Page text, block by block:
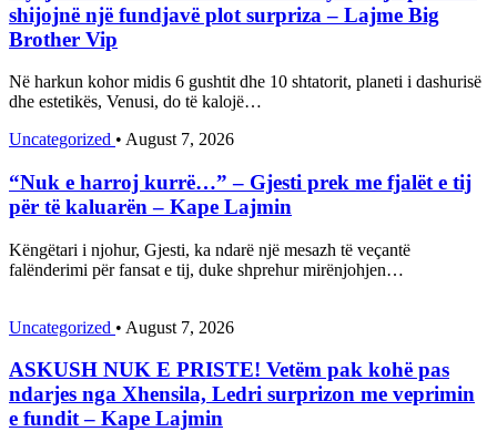
shijojnë një fundjavë plot surpriza – Lajme Big
Brother Vip
Në harkun kohor midis 6 gushtit dhe 10 shtatorit, planeti i dashurisë
dhe estetikës, Venusi, do të kalojë…
Uncategorized • August 7, 2026
“Nuk e harroj kurrë…” – Gjesti prek me fjalët e tij
për të kaluarën – Kape Lajmin
Këngëtari i njohur, Gjesti, ka ndarë një mesazh të veçantë
falënderimi për fansat e tij, duke shprehur mirënjohjen…
Uncategorized • August 7, 2026
ASKUSH NUK E PRISTE! Vetëm pak kohë pas
ndarjes nga Xhensila, Ledri surprizon me veprimin
e fundit – Kape Lajmin